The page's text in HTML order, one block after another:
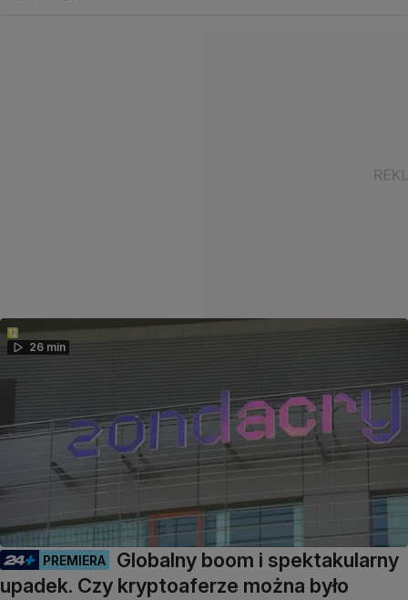
26 min
PREMIERA
Globalny boom i spektakularny
upadek. Czy kryptoaferze można było